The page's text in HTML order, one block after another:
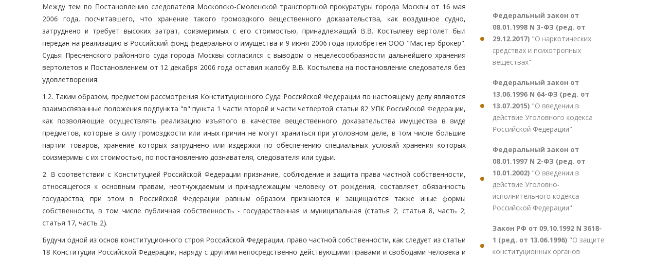
Между тем по Постановлению следователя Московско-Смоленской транспортной прокуратуры города Москвы от 16 мая
2006 года, посчитавшего, что хранение такого громоздкого вещественного доказательства, как воздушное судно,
затруднено и требует высоких затрат, соизмеримых с его стоимостью, принадлежащий В.В. Костылеву вертолет был
передан на реализацию в Российский фонд федерального имущества и 9 июня 2006 года приобретен ООО "Мастер-брокер".
Судья Пресненского районного суда города Москвы согласился с выводом о нецелесообразности дальнейшего хранения
вертолетов и Постановлением от 12 декабря 2006 года оставил жалобу В.В. Костылева на постановление следователя без
удовлетворения.
1.2. Таким образом, предметом рассмотрения Конституционного Суда Российской Федерации по настоящему делу являются
взаимосвязанные положения подпункта "в" пункта 1 части второй и части четвертой статьи 82 УПК Российской Федерации,
как позволяющие осуществлять реализацию изъятого в качестве вещественного доказательства имущества в виде
предметов, которые в силу громоздкости или иных причин не могут храниться при уголовном деле, в том числе большие
партии товаров, хранение которых затруднено или издержки по обеспечению специальных условий хранения которых
соизмеримы с их стоимостью, по постановлению дознавателя, следователя или судьи.
2. В соответствии с Конституцией Российской Федерации признание, соблюдение и защита права частной собственности,
относящегося к основным правам, неотчуждаемым и принадлежащим человеку от рождения, составляет обязанность
государства; при этом в Российской Федерации равным образом признаются и защищаются также иные формы
собственности, в том числе публичная собственность - государственная и муниципальная (статья 2; статья 8, часть 2;
статья 17, часть 2).
Будучи одной из основ конституционного строя Российской Федерации, право частной собственности, как следует из статьи
18 Конституции Российской Федерации, наряду с другими непосредственно действующими правами и свободами человека и
Федеральный закон от
08.01.1998 N 3-ФЗ (ред. от
29.12.2017) "О наркотических
средствах и психотропных
веществах"
Федеральный закон от
13.06.1996 N 64-ФЗ (ред. от
13.07.2015) "О введении в
действие Уголовного кодекса
Российской Федерации"
Федеральный закон от
08.01.1997 N 2-ФЗ (ред. от
10.01.2002) "О введении в
действие Уголовно-
исполнительного кодекса
Российской Федерации"
Закон РФ от 09.10.1992 N 3618-
1 (ред. от 13.06.1996) "О защите
конституционных органов